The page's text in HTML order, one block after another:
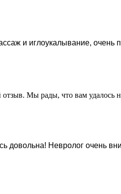
и иглоукалывание,
отзыв. Мы рады, что вам удалось
довольна! Невролог очень